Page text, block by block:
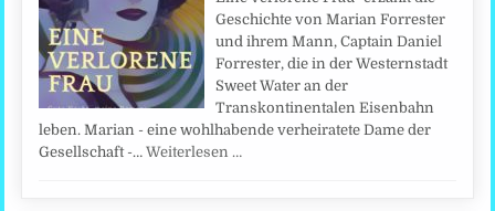
Geschichte von Marian Forrester
und ihrem Mann, Captain Daniel
Forrester, die in der Westernstadt
Sweet Water an der
Transkontinentalen Eisenbahn
leben. Marian - eine wohlhabende verheiratete Dame der
Gesellschaft -…Weiterlesen …